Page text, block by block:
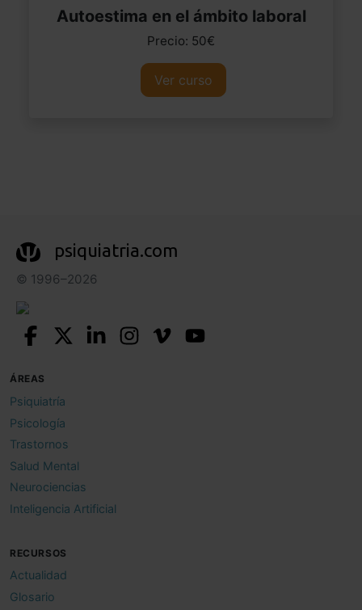
Autoestima en el ámbito laboral
Precio: 50€
Ver curso
psiquiatria.com
© 1996–2026
ÁREAS
Psiquiatría
Psicología
Trastornos
Salud Mental
Neurociencias
Inteligencia Artificial
RECURSOS
Actualidad
Glosario